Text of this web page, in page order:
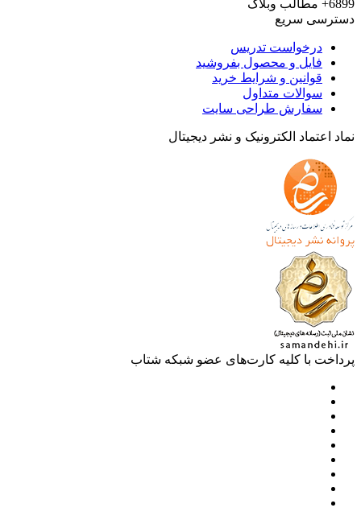
مطالب وبلاگ
سریع
درخواست تدریس
فایل و محصول بفروشید
قوانین و شرایط خرید
سوالات متداول
سفارش طراحی سایت
اعتماد الکترونیک و نشر دیجیتال
با کلیه کارت‌های عضو شبکه شتاب